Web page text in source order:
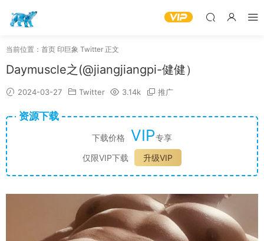
当前位置： 首页 印巨象 Twitter 正文
Daymuscle之(@jiangjiangpi-健健）
2024-03-27 Twitter 3.14k 推广
资源下载
下载价格 VIP专享
仅限VIP下载
升级VIP